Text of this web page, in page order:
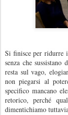
Si finisce per ridurre
senza che
resta sul vago,
non piegarsi al
specifico mancano
retorico, perché
dimentichiamo